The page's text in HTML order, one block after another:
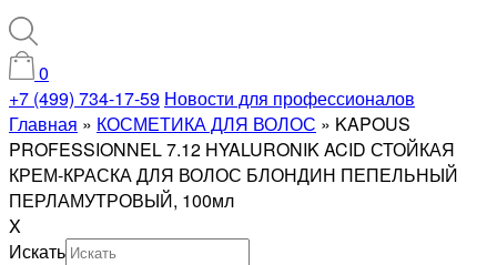
0
+7 (499) 734-17-59 Новости для профессионалов
Главная » КОСМЕТИКА ДЛЯ ВОЛОС » KAPOUS
PROFESSIONNEL 7.12 HYALURONIK ACID СТОЙКАЯ
КРЕМ-КРАСКА ДЛЯ ВОЛОС БЛОНДИН ПЕПЕЛЬНЫЙ
ПЕРЛАМУТРОВЫЙ, 100мл
X
Искать